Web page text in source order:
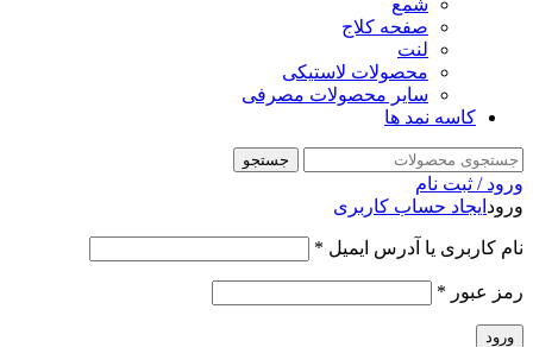
شمع
صفحه کلاج
لنت
محصولات لاستیکی
سایر محصولات مصرفی
کاسه نمد ها
جستجو
ورود / ثبت نام
ورود ایجاد حساب کاربری
نام کاربری یا آدرس ایمیل *
رمز عبور *
ورود